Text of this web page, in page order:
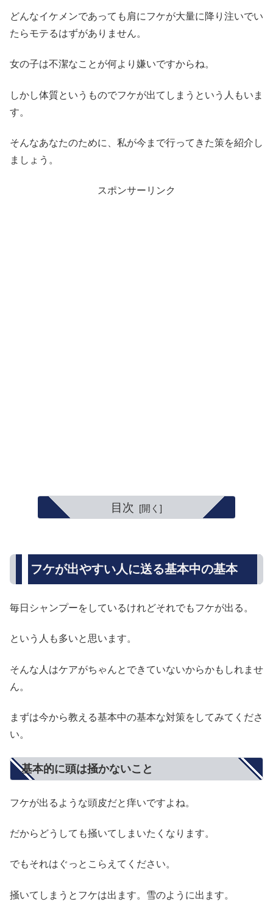
どんなイケメンであっても肩にフケが大量に降り注いでい
たらモテるはずがありません。
女の子は不潔なことが何より嫌いですからね。
しかし体質というものでフケが出てしまうという人もいま
す。
そんなあなたのために、私が今まで行ってきた策を紹介し
ましょう。
スポンサーリンク
目次
フケが出やすい人に送る基本中の基本
毎日シャンプーをしているけれどそれでもフケが出る。
という人も多いと思います。
そんな人はケアがちゃんとできていないからかもしれませ
ん。
まずは今から教える基本中の基本な対策をしてみてくださ
い。
基本的に頭は掻かないこと
フケが出るような頭皮だと痒いですよね。
だからどうしても掻いてしまいたくなります。
でもそれはぐっとこらえてください。
掻いてしまうとフケは出ます。雪のように出ます。